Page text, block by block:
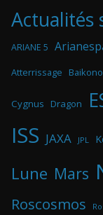
Actualités
ARIANE 5
Atterrissage
Cygnus Dragon
ISS JAXA JPL
Lune Mars
Roscosmos